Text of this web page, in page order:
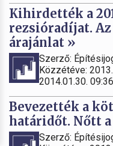
Kihirdették a
rezsióradíjat.
árajánlat »
Szerző:
Közzétéve:
2014.01.30. 09:36
Bevezették a
határidőt. Nőtt
Szerző: